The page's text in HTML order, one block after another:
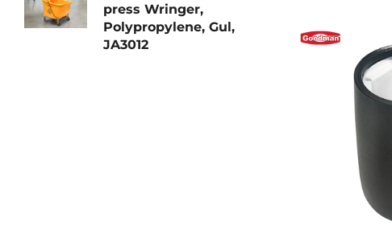
press Wringer,
Polypropylene, Gul,
JA3012